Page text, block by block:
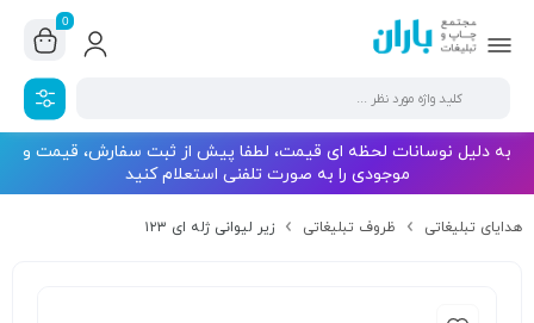
0
به دلیل نوسانات لحظه ای قیمت، لطفا پیش از ثبت سفارش، قیمت و
موجودی را به صورت تلفنی استعلام کنید
هدایای تبلیغاتی ظروف تبلیغاتی زیر لیوانی ژله ای ۱۲۳